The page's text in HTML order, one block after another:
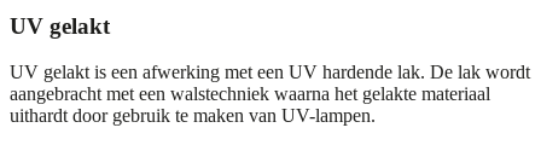
UV gelakt
UV gelakt is een afwerking met een UV hardende lak. De lak wordt
aangebracht met een walstechniek waarna het gelakte materiaal
uithardt door gebruik te maken van UV-lampen.